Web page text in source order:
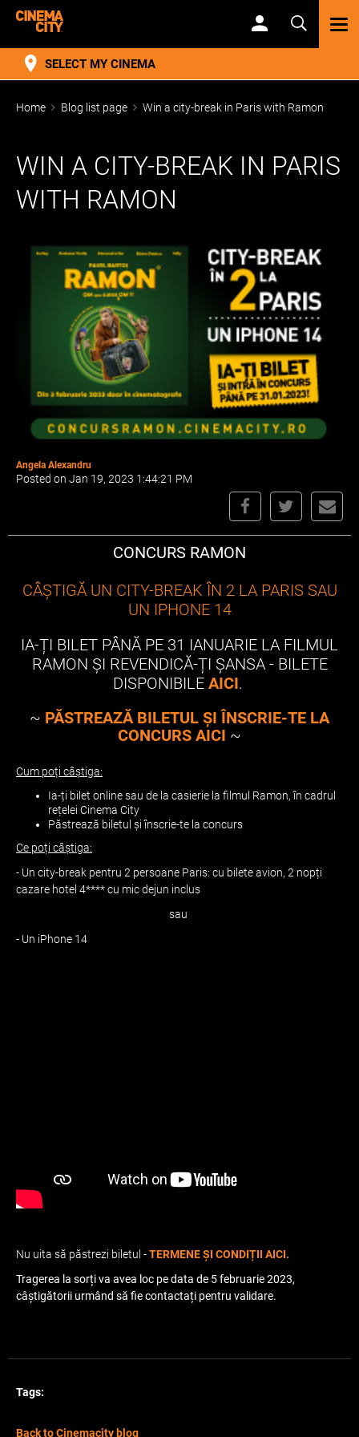
SELECT MY CINEMA
Home Blog list page Win a city-break in Paris with Ramon
WIN A CITY-BREAK IN PARIS
WITH RAMON
Angela Alexandru
Posted on Jan 19, 2023 1:44:21 PM
CONCURS RAMON
CÂȘTIGĂ UN CITY-BREAK ÎN 2 LA PARIS SAU
UN IPHONE 14
IA-ȚI BILET PÂNĂ PE 31 IANUARIE LA FILMUL
RAMON ȘI REVENDICĂ-ȚI ȘANSA - BILETE
DISPONIBILE AICI.
~ PĂSTREAZĂ BILETUL ȘI ÎNSCRIE-TE LA
CONCURS AICI ~
Cum poți câștiga:
Ia-ți bilet online sau de la casierie la filmul Ramon, în cadrul
rețelei Cinema City
Păstrează biletul și înscrie-te la concurs
Ce poți câștiga:
- Un city-break pentru 2 persoane Paris: cu bilete avion, 2 nopți
cazare hotel 4**** cu mic dejun inclus
sau
- Un iPhone 14
Nu uita să păstrezi biletul -TERMENE ȘI CONDIȚII AICI.
Tragerea la sorți va avea loc pe data de 5 februarie 2023,
câștigătorii urmând să fie contactați pentru validare.
Tags:
Back to Cinemacity blog